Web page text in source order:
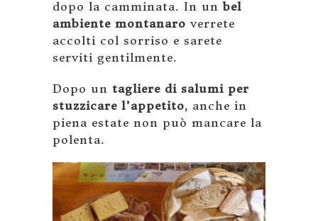
dopo la camminata. In unbel
ambiente montanaro verrete
accolti col sorriso e sarete
serviti gentilmente.
Dopo un tagliere di salumi per
stuzzicare l’appetito, anche in
piena estate non può mancare la
polenta.